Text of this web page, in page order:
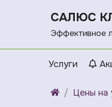
САЛЮС
Эффективное
Услуги
Цены на